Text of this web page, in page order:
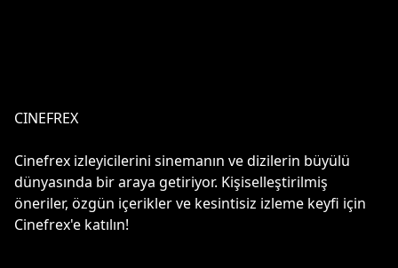
CINEFREX
Cinefrex izleyicilerini sinemanın ve dizilerin büyülü
dünyasında bir araya getiriyor. Kişiselleştirilmiş
öneriler, özgün içerikler ve kesintisiz izleme keyfi için
Cinefrex'e katılın!